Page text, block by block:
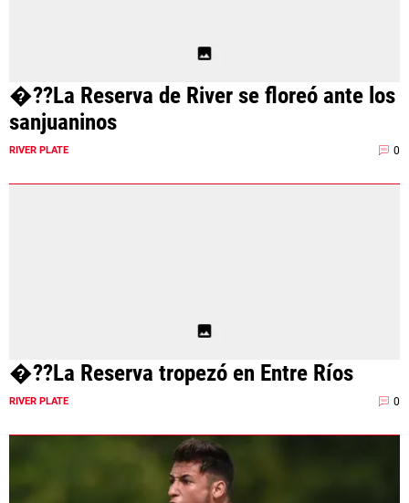
�??La Reserva de River se floreó ante los
sanjuaninos
RIVER PLATE 0
�??La Reserva tropezó en Entre Ríos
RIVER PLATE 0